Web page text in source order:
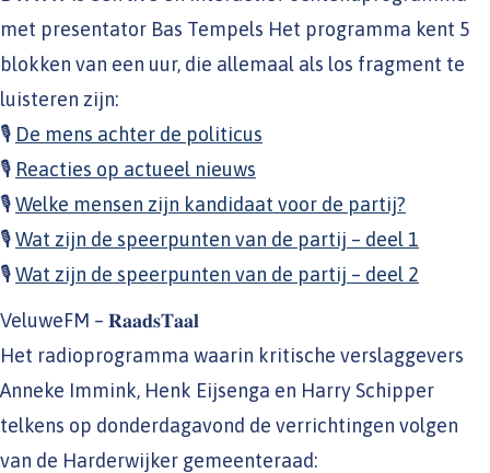
met presentator Bas Tempels Het programma kent 5
blokken van een uur, die allemaal als los fragment te
luisteren zijn:
🎙 De mens achter de politicus
🎙 Reacties op actueel nieuws
🎙Welke mensen zijn kandidaat voor de partij?
🎙Wat zijn de speerpunten van de partij – deel 1
🎙Wat zijn de speerpunten van de partij – deel 2
VeluweFM – 𝐑𝐚𝐚𝐝𝐬𝐓𝐚𝐚𝐥
Het radioprogramma waarin kritische verslaggevers
Anneke Immink, Henk Eijsenga en Harry Schipper
telkens op donderdagavond de verrichtingen volgen
van de Harderwijker gemeenteraad: